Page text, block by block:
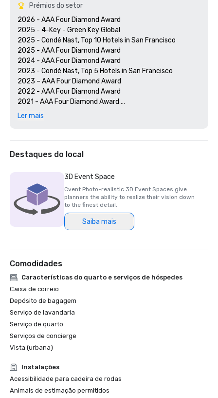
Prémios do setor
2026 - AAA Four Diamond Award
2025 - 4-Key - Green Key Global
2025 - Condé Nast, Top 10 Hotels in San Francisco
2025 - AAA Four Diamond Award
2024 - AAA Four Diamond Award
2023 - Condé Nast, Top 5 Hotels in San Francisco
2023 – AAA Four Diamond Award
2022 - AAA Four Diamond Award
2021 - AAA Four Diamond Award
2020 - Condé Nast 21 Best Hotels in San Francisco
Ler mais
Destaques do local
3D Event Space
Cvent Photo-realistic 3D Event Spaces give
planners the ability to realize their vision down
to the finest detail.
Saiba mais
Comodidades
Características do quarto e serviços de hóspedes
Caixa de correio
Depósito de bagagem
Serviço de lavandaria
Serviço de quarto
Serviços de concierge
Vista (urbana)
Instalações
Acessibilidade para cadeira de rodas
Animais de estimação permitidos